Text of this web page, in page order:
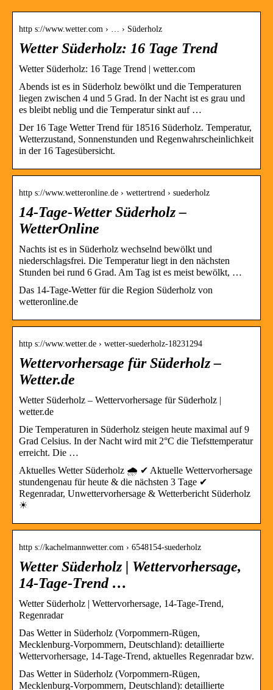
http s://www.wetter.com › … › Süderholz
Wetter Süderholz: 16 Tage Trend
Wetter Süderholz: 16 Tage Trend | wetter.com
Abends ist es in Süderholz bewölkt und die Temperaturen
liegen zwischen 4 und 5 Grad. In der Nacht ist es grau und
es bleibt neblig und die Temperatur sinkt auf …
Der 16 Tage Wetter Trend für 18516 Süderholz. Temperatur,
Wetterzustand, Sonnenstunden und Regenwahrscheinlichkeit
in der 16 Tagesübersicht.
http s://www.wetteronline.de › wettertrend › suederholz
14-Tage-Wetter Süderholz –
WetterOnline
Nachts ist es in Süderholz wechselnd bewölkt und
niederschlagsfrei. Die Temperatur liegt in den nächsten
Stunden bei rund 6 Grad. Am Tag ist es meist bewölkt, …
Das 14-Tage-Wetter für die Region Süderholz von
wetteronline.de
http s://www.wetter.de › wetter-suederholz-18231294
Wettervorhersage für Süderholz –
Wetter.de
Wetter Süderholz – Wettervorhersage für Süderholz |
wetter.de
Die Temperaturen in Süderholz steigen heute maximal auf 9
Grad Celsius. In der Nacht wird mit 2°C die Tiefsttemperatur
erreicht. Die …
Aktuelles Wetter Süderholz 🌧️ ✔ Aktuelle Wettervorhersage
stundengenau für heute & die nächsten 3 Tage ✔
Regenradar, Unwettervorhersage & Wetterbericht Süderholz
☀
http s://kachelmannwetter.com › 6548154-suederholz
Wetter Süderholz | Wettervorhersage,
14-Tage-Trend …
Wetter Süderholz | Wettervorhersage, 14-Tage-Trend,
Regenradar
Das Wetter in Süderholz (Vorpommern-Rügen,
Mecklenburg-Vorpommern, Deutschland): detaillierte
Wettervorhersage, 14-Tage-Trend, aktuelles Regenradar bzw.
Das Wetter in Süderholz (Vorpommern-Rügen,
Mecklenburg-Vorpommern, Deutschland): detaillierte